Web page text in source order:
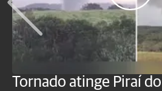
Tornado atinge Piraí